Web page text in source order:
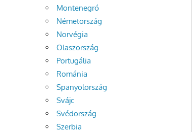
Montenegró
Németország
Norvégia
Olaszország
Portugália
Románia
Spanyolország
Svájc
Svédország
Szerbia